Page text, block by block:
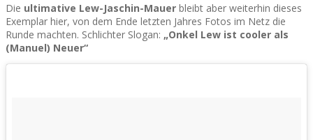
Die ultimative Lew-Jaschin-Mauer bleibt aber weiterhin dieses
Exemplar hier, von dem Ende letzten Jahres Fotos im Netz die
Runde machten. Schlichter Slogan: „Onkel Lew ist cooler als
(Manuel) Neuer“